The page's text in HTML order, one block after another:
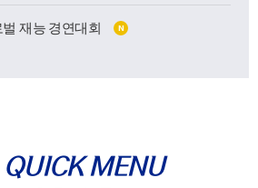
렀습니다.
재능 경연대회 N
QUICK MENU